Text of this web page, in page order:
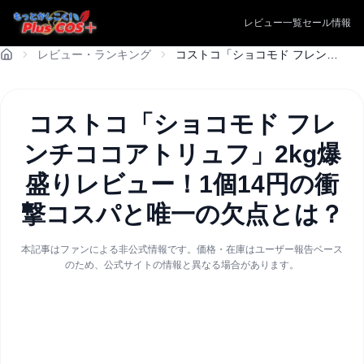
レビュー一覧セール情報
レビュー・ランキング
コストコ「ショコモド フレ
ンチココアトリュフ」2kg爆
盛りレビュー！1個14円の衝
撃コスパと唯一の欠点とは？
本記事はファンによる非公式情報です。価格・在庫はユーザー報告ベース
のため、公式サイトの情報と異なる場合があります。